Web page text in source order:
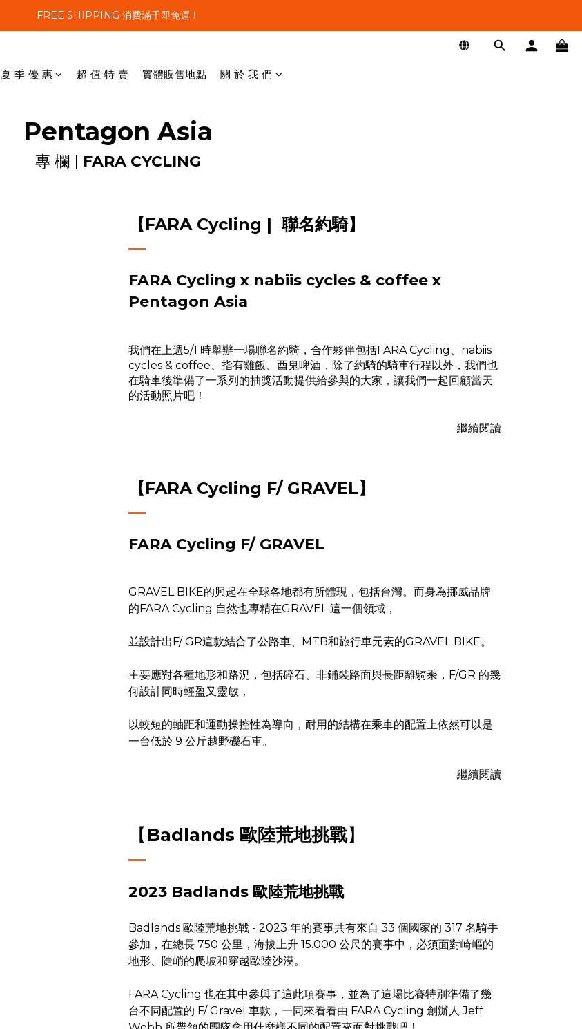
FREE SHIPPING 消費滿千即免運！
夏 季 優 惠 超 值 特 賣 實體販售地點 關 於 我 們
Pentagon Asia
專 欄 | FARA CYCLING
【FARA Cycling | 聯名約騎】
FARA Cycling x nabiis cycles & coffee x
Pentagon Asia
我們在上週5/1 時舉辦一場聯名約騎，合作夥伴包括FARA Cycling、nabiis
cycles & coffee、指有雞飯、酉鬼啤酒，除了約騎的騎車行程以外，我們也
在騎車後準備了一系列的抽獎活動提供給參與的大家，讓我們一起回顧當天
的活動照片吧！
繼續閱讀
【FARA Cycling F/ GRAVEL】
FARA Cycling F/ GRAVEL
GRAVEL BIKE的興起在全球各地都有所體現，包括台灣。而身為挪威品牌
的FARA Cycling 自然也專精在GRAVEL 這一個領域，
並設計出F/ GR這款結合了公路車、MTB和旅行車元素的GRAVEL BIKE。
主要應對各種地形和路況，包括碎石、非鋪裝路面與長距離騎乘，F/GR 的幾
何設計同時輕盈又靈敏，
以較短的軸距和運動操控性為導向，耐用的結構在乘車的配置上依然可以是
一台低於 9 公斤越野礫石車。
繼續閱讀
【Badlands 歐陸荒地挑戰】
2023 Badlands 歐陸荒地挑戰
Badlands 歐陸荒地挑戰 - 2023 年的賽事共有來自 33 個國家的 317 名騎手
參加，在總長 750 公里，海拔上升 15.000 公尺的賽事中，必須面對崎嶇的
地形、陡峭的爬坡和穿越歐陸沙漠。
FARA Cycling 也在其中參與了這此項賽事，並為了這場比賽特別準備了幾
台不同配置的 F/ Gravel 車款，一同來看看由 FARA Cycling 創辦人 Jeff